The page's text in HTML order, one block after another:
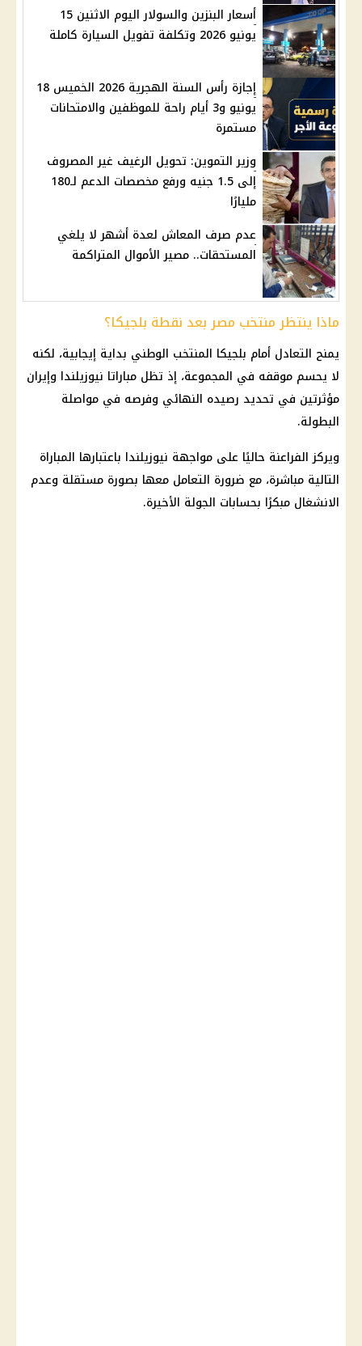
أسعار البنزين والسولار اليوم الاثنين 15
يونيو 2026 وتكلفة تفويل السيارة كاملة
إجازة رأس السنة الهجرية 2026 الخميس 18
يونيو و3 أيام راحة للموظفين والامتحانات
مستمرة
وزير التموين: تحويل الرغيف غير المصروف
إلى 1.5 جنيه ورفع مخصصات الدعم لـ180
مليارًا
عدم صرف المعاش لعدة أشهر لا يلغي
المستحقات.. مصير الأموال المتراكمة
ماذا ينتظر منتخب مصر بعد نقطة بلجيكا؟
يمنح التعادل أمام بلجيكا المنتخب الوطني بداية إيجابية، لكنه
لا يحسم موقفه في المجموعة، إذ تظل مباراتا نيوزيلندا وإيران
مؤثرتين في تحديد رصيده النهائي وفرصه في مواصلة
البطولة.
ويركز الفراعنة حاليًا على مواجهة نيوزيلندا باعتبارها المباراة
التالية مباشرة، مع ضرورة التعامل معها بصورة مستقلة وعدم
الانشغال مبكرًا بحسابات الجولة الأخيرة.